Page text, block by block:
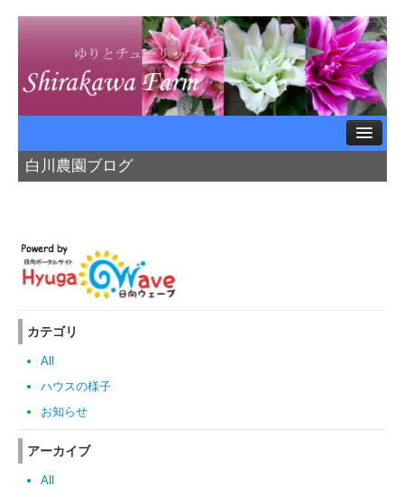
ハウスの様子
白川農園ブログ
カテゴリ
All
ハウスの様子
お知らせ
アーカイブ
All